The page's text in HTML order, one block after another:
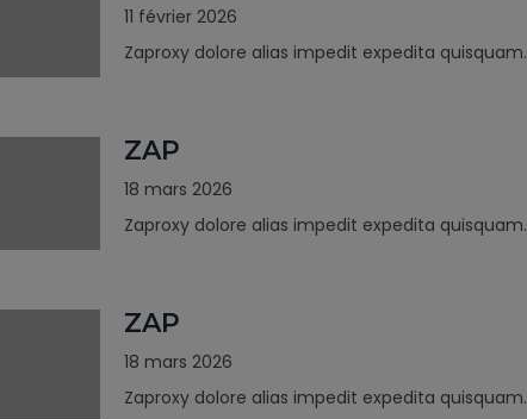
11 février 2026
Zaproxy dolore alias impedit expedita quisquam.
ZAP
18 mars 2026
Zaproxy dolore alias impedit expedita quisquam.
ZAP
18 mars 2026
Zaproxy dolore alias impedit expedita quisquam.